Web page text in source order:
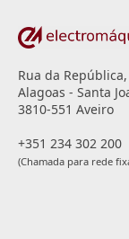
Rua da
Alagoas - Santa
3810-551 Aveiro
+351 234 302 200
(Chamada para rede